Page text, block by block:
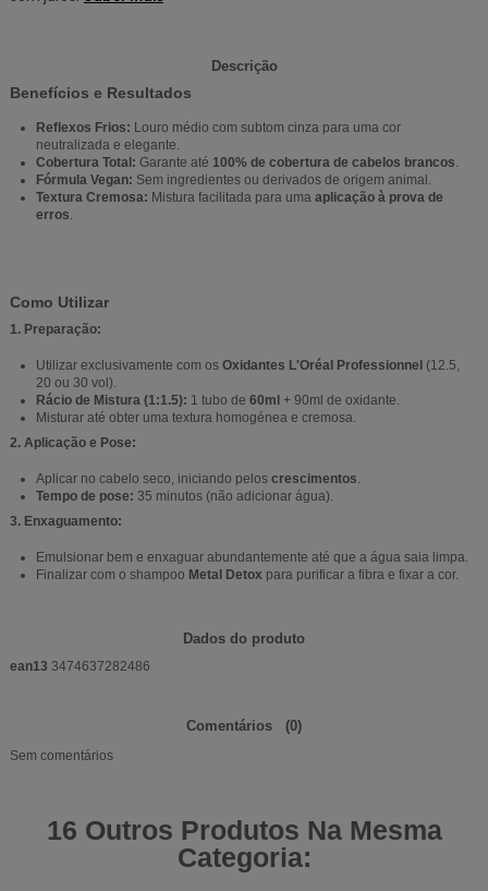
Descrição
Benefícios e Resultados
Reflexos Frios: Louro médio com subtom cinza para uma cor
neutralizada e elegante.
Cobertura Total: Garante até 100% de cobertura de cabelos brancos.
Fórmula Vegan: Sem ingredientes ou derivados de origem animal.
Textura Cremosa: Mistura facilitada para uma aplicação à prova de
erros.
Como Utilizar
1. Preparação:
Utilizar exclusivamente com os Oxidantes L'Oréal Professionnel (12.5,
20 ou 30 vol).
Rácio de Mistura (1:1.5): 1 tubo de 60ml + 90ml de oxidante.
Misturar até obter uma textura homogénea e cremosa.
2. Aplicação e Pose:
Aplicar no cabelo seco, iniciando pelos crescimentos.
Tempo de pose: 35 minutos (não adicionar água).
3. Enxaguamento:
Emulsionar bem e enxaguar abundantemente até que a água saia limpa.
Finalizar com o shampoo Metal Detox para purificar a fibra e fixar a cor.
Dados do produto
ean13 3474637282486
Comentários (0)
Sem comentários
16 Outros Produtos Na Mesma
Categoria: